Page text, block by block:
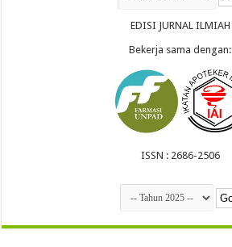
EDISI JURNAL ILMIAH
Bekerja sama dengan:
ISSN : 2686-2506